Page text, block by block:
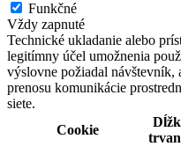
Funkčné
Vždy zapnuté
Technické ukladanie alebo
legitímny účel umožnenia
výslovne požiadal návštevník,
prenosu komunikácie
siete.
Cookie